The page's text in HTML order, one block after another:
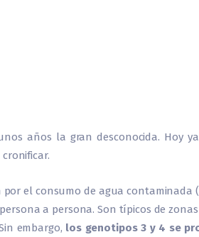
años la gran desconocida. Hoy
por el consumo de agua contaminada
a persona. Son típicos de
embargo, los genotipos 3 y 4 se